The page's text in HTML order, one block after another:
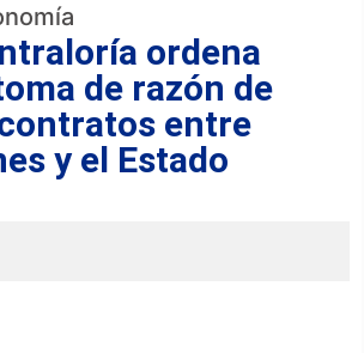
ordena
de razón de
entre
y el Estado